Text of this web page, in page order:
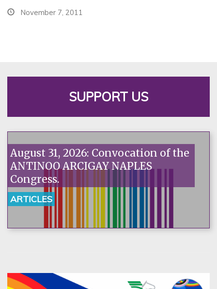
November 7, 2011
SUPPORT US
August 31, 2026: Convocation of the
ANTINOO ARCIGAY NAPLES
Congress.
ARTICLES